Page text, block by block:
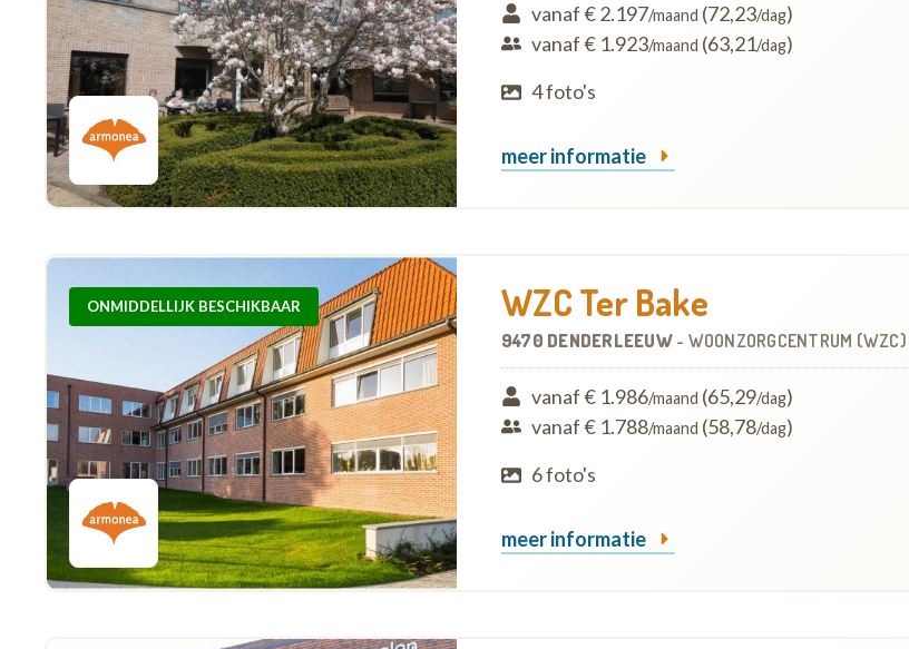
vanaf € 2.197/maand (72,23/dag)
vanaf € 1.923/maand (63,21/dag)
4 foto's
meer informatie
ONMIDDELLIJK BESCHIKBAAR WZC Ter Bake
9470 DENDERLEEUW - WOONZORGCENTRUM (WZC)
vanaf € 1.986/maand (65,29/dag)
vanaf € 1.788/maand (58,78/dag)
6 foto's
meer informatie